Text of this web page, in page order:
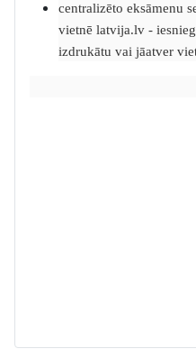
centralizēto eksāmenu
vietnē latvija.lv -
izdrukātu vai jāatver